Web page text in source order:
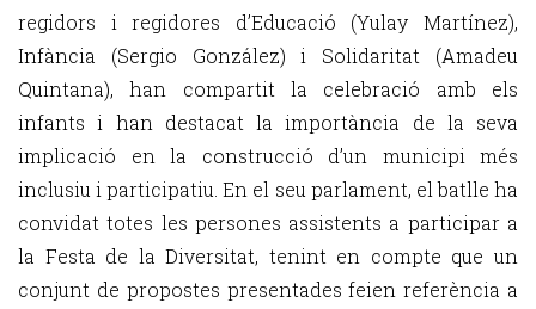
regidors i regidores d’Educació (Yulay Martínez),
Infància (Sergio González) i Solidaritat (Amadeu
Quintana), han compartit la celebració amb els
infants i han destacat la importància de la seva
implicació en la construcció d’un municipi més
inclusiu i participatiu. En el seu parlament, el batlle ha
convidat totes les persones assistents a participar a
la Festa de la Diversitat, tenint en compte que un
conjunt de propostes presentades feien referència a